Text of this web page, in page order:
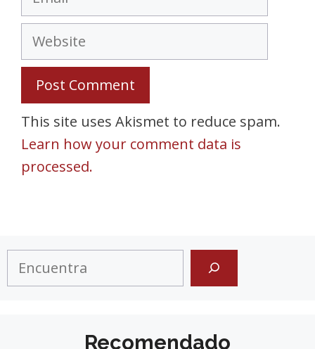
Website
This site uses Akismet to reduce spam.
Learn how your comment data is
processed.
Search
Recomendado